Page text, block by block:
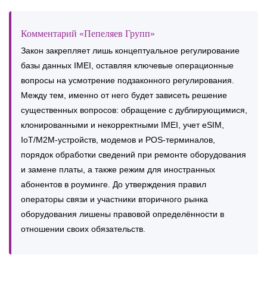
Комментарий «Пепеляев Групп»
Закон закрепляет лишь концептуальное регулирование
базы данных IMEI, оставляя ключевые операционные
вопросы на усмотрение подзаконного регулирования.
Между тем, именно от него будет зависеть решение
существенных вопросов: обращение с дублирующимися,
клонированными и некорректными IMEI, учет eSIM,
IoT/M2M-устройств, модемов и POS-терминалов,
порядок обработки сведений при ремонте оборудования
и замене платы, а также режим для иностранных
абонентов в роуминге. До утверждения правил
операторы связи и участники вторичного рынка
оборудования лишены правовой определённости в
отношении своих обязательств.